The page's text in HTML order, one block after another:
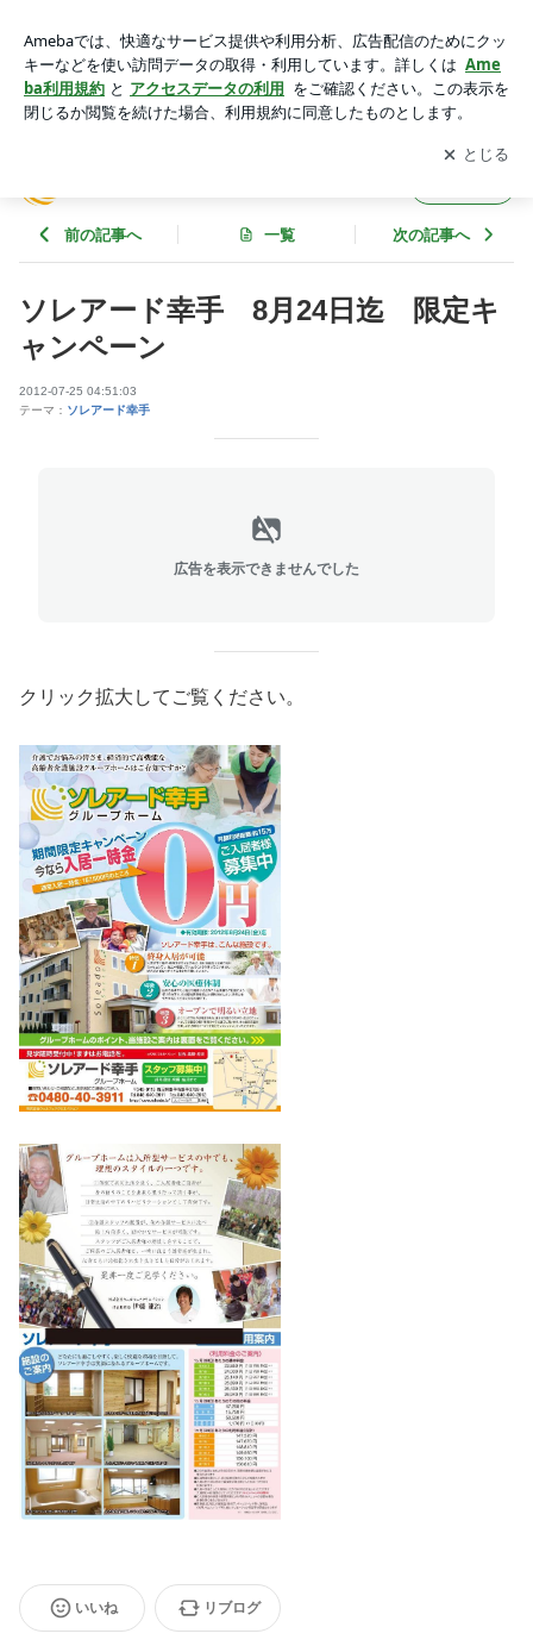
ブログ
アプリをダウンロードして ブログの更新通知
を受け取りまし
ょう。
開く
前の記事へ 一覧 次の記事へ
ソレアード幸手 8月24日迄 限定キ
ャンペーン
2012-07-25 04:51:03
テーマ： ソレアード幸手
広告を表示できませんでした
クリック拡大してご覧ください。
いいね リブログ